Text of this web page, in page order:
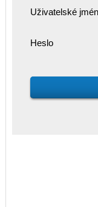
Uživatelské
Heslo